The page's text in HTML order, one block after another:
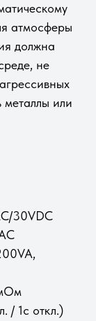
атмосферы
должна
не
металлы или
30VDC
/ 1с откл.)